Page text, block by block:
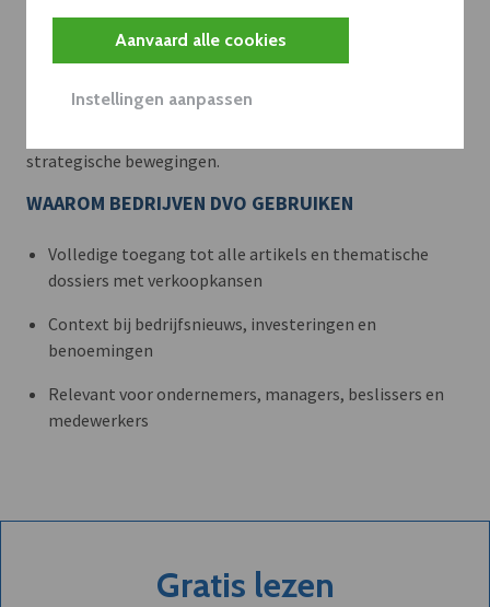
Aanvaard alle cookies
Instellingen aanpassen
Artikels zoals deze brengen het nieuws.
Met een dVO-abonnement krijgt u dat nieuws in de juiste
strategische bewegingen.
WAAROM BEDRIJVEN DVO GEBRUIKEN
Volledige toegang tot alle artikels en thematische
dossiers met verkoopkansen
Context bij bedrijfsnieuws, investeringen en
benoemingen
Relevant voor ondernemers, managers, beslissers en
medewerkers
Gratis lezen